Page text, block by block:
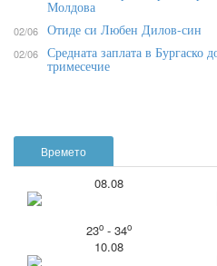
Времето
08.08
23o- 34o
10.08
Молдова
02/06 Отиде си Любен Дилов-син
02/06 Средната заплата в Бургаско
тримесечие